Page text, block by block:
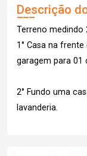
Descrição
Terreno medindo
1° Casa na
garagem para 01
2° Fundo uma
lavanderia.